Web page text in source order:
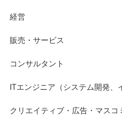
経営
販売・サービス
コンサルタント
ITエンジニア（システム開発、
クリエイティブ・広告・マスコ